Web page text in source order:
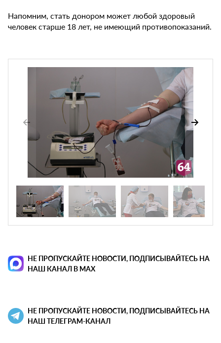
Напомним, стать донором может любой здоровый
человек старше 18 лет, не имеющий противопоказаний.
НЕ ПРОПУСКАЙТЕ НОВОСТИ, ПОДПИСЫВАЙТЕСЬ НА
НАШ КАНАЛ В MAX
НЕ ПРОПУСКАЙТЕ НОВОСТИ, ПОДПИСЫВАЙТЕСЬ НА
НАШ ТЕЛЕГРАМ-КАНАЛ